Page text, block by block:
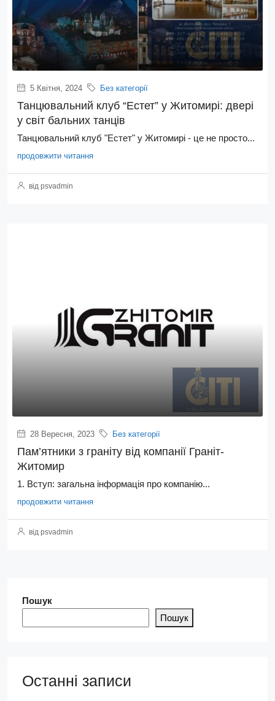
5 Квітня, 2024 Без категорії
Танцювальний клуб “Естет” у Житомирі: двері
у світ бальних танців
Танцювальний клуб "Естет" у Житомирі - це не просто...
продовжити читання
від psvadmin
28 Вересня, 2023 Без категорії
Пам’ятники з граніту від компанії Граніт-
Житомир
1. Вступ: загальна інформація про компанію...
продовжити читання
від psvadmin
Пошук
Пошук
Останні записи